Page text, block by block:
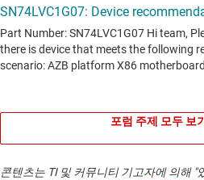
포럼 주제 모두 보
콘텐츠는 TI 및 커뮤니티 기고자에 의해 "